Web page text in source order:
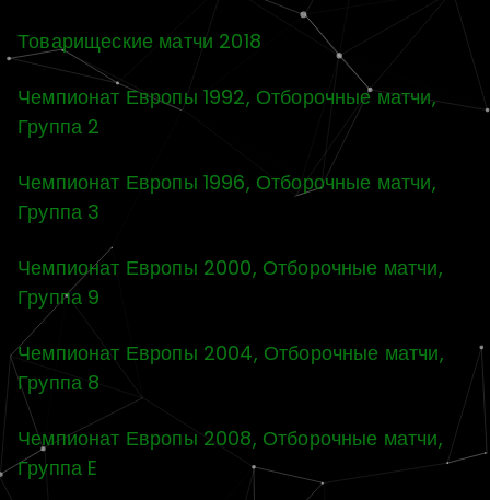
Товарищеские матчи 2018
Чемпионат Европы 1992, Отборочные матчи,
Группа 2
Чемпионат Европы 1996, Отборочные матчи,
Группа 3
Чемпионат Европы 2000, Отборочные матчи,
Группа 9
Чемпионат Европы 2004, Отборочные матчи,
Группа 8
Чемпионат Европы 2008, Отборочные матчи,
Группа E